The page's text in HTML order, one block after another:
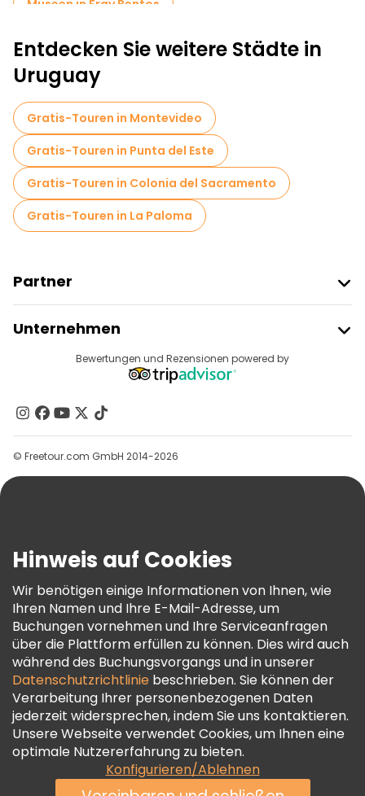
Museen in Fray Bentos
Entdecken Sie weitere Städte in
Uruguay
Gratis-Touren in Montevideo
Gratis-Touren in Punta del Este
Gratis-Touren in Colonia del Sacramento
Gratis-Touren in La Paloma
Partner
Anbieter-Anmeldung
Affiliate-Programm
Unternehmen
Reiseziele
Kontakt
Gruppen
Hilfe
AGB Und Rechtliches
Cookie-Richtlinie
Freetour Auszeichnungen
Treueprogramm
Bewertungen und Rezensionen powered by
© Freetour.com GmbH 2014-2026
Hinweis auf Cookies
Wir benötigen einige Informationen von Ihnen, wie
Ihren Namen und Ihre E-Mail-Adresse, um
Buchungen vornehmen und Ihre Serviceanfragen
über die Plattform erfüllen zu können. Dies wird auch
während des Buchungsvorgangs und in unserer
Datenschutzrichtlinie beschrieben. Sie können der
Verarbeitung Ihrer personenbezogenen Daten
jederzeit widersprechen, indem Sie uns kontaktieren.
Unsere Webseite verwendet Cookies, um Ihnen eine
optimale Nutzererfahrung zu bieten.
Konfigurieren/Ablehnen